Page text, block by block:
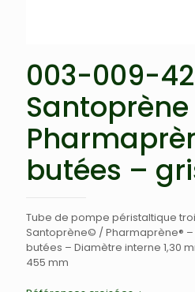
003-009-
butées –
Tube de pompe péristaltique
Santoprène© / Pharmaprène®
butées – Diamètre interne 1,30
455 mm